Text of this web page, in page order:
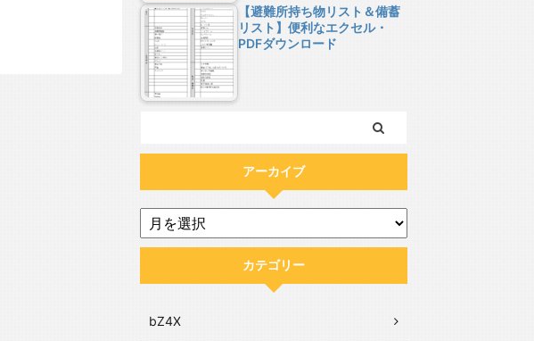
【避難所持ち物リスト＆備蓄
リスト】便利なエクセル・
PDFダウンロード
アーカイブ
カテゴリー
bZ4X